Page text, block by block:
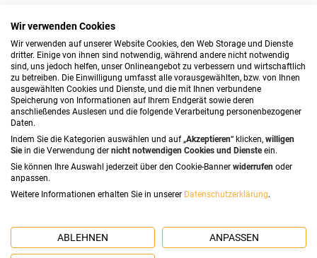
Wir verwenden Cookies
Wir verwenden auf unserer Website Cookies, den Web Storage und Dienste
dritter. Einige von ihnen sind notwendig, während andere nicht notwendig
sind, uns jedoch helfen, unser Onlineangebot zu verbessern und wirtschaftlich
zu betreiben. Die Einwilligung umfasst alle vorausgewählten, bzw. von Ihnen
ausgewählten Cookies und Dienste, und die mit Ihnen verbundene
Speicherung von Informationen auf Ihrem Endgerät sowie deren
anschließendes Auslesen und die folgende Verarbeitung personenbezogener
Daten.
Indem Sie die Kategorien auswählen und auf „Akzeptieren“ klicken, willigen
Sie in die Verwendung der nicht notwendigen Cookies und Diensteein.
Sie können Ihre Auswahl jederzeit über den Cookie-Banner widerrufen oder
anpassen.
Weitere Informationen erhalten Sie in unserer Datenschutzerklärung.
ABLEHNEN ANPASSEN